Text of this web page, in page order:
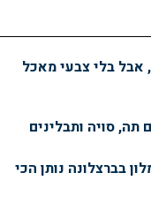
אבל בלי צבעי מאכל
סויה ותבלינים
איזה מלון בברצלונה נותן הכי